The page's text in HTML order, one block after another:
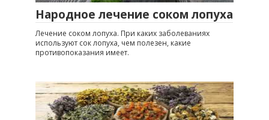
Народное лечение соком лопуха
Лечение соком лопуха. При каких заболеваниях
используют сок лопуха, чем полезен, какие
противопоказания имеет.